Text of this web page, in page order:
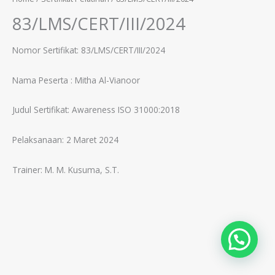
83/LMS/CERT/III/2024
Nomor Sertifikat: 83/LMS/CERT/III/2024
Nama Peserta : Mitha Al-Vianoor
Judul Sertifikat: Awareness ISO 31000:2018
Pelaksanaan: 2 Maret 2024
Trainer: M. M. Kusuma, S.T.